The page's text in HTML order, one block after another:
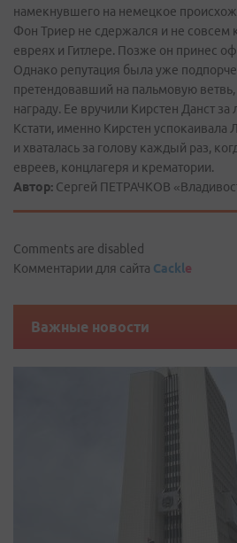
намекнувшего на немецкое
Фон Триер не сдержался и не совсем
евреях и Гитлере. Позже он принес
Однако репутация была уже
претендовавший на пальмовую
награду. Ее вручили Кирстен Данст
Кстати, именно Кирстен успокаивала
и хваталась за голову каждый раз,
евреев, концлагеря и крематории.
Автор: Сергей ПЕТРАЧКОВ
Comments are disabled
Комментарии для сайта Cackle
Важные новости